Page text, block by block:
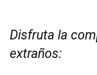
Disfruta la
extraños: